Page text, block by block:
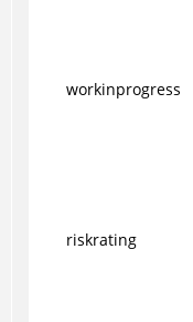
workinprogress
riskrating